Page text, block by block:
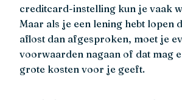
creditcard-instelling kun je vaak
Maar als je een lening hebt lopen
aflost dan afgesproken, moet je
voorwaarden nagaan of dat mag
grote kosten voor je geeft.